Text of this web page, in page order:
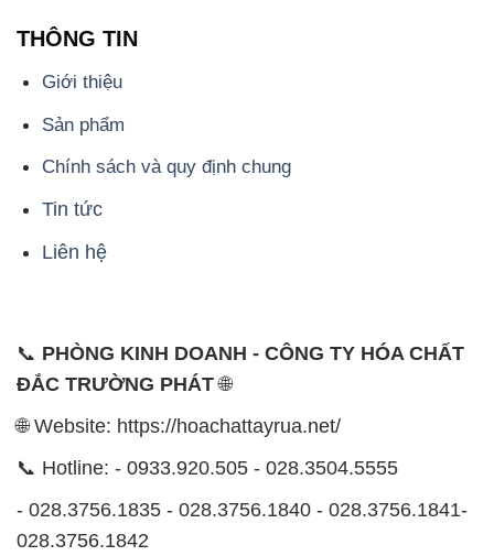
Chính sách và quy định chung
Tin tức
Liên hệ
📞
PHÒNG KINH DOANH - CÔNG TY HÓA CHẤT
ĐẮC TRƯỜNG PHÁT
- 028.3756.1835 - 028.3756.1840 - 028.3756.1841-
0902.765.866
📧 Email: hoachat@dactruongphat.vn